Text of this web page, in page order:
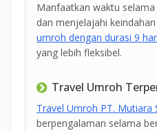
Manfaatkan waktu
dan menjelajahi
umroh dengan durasi 9
yang lebih fleksibel.
Travel Umroh
Travel Umroh PT. Mutiara
berpengalaman selama